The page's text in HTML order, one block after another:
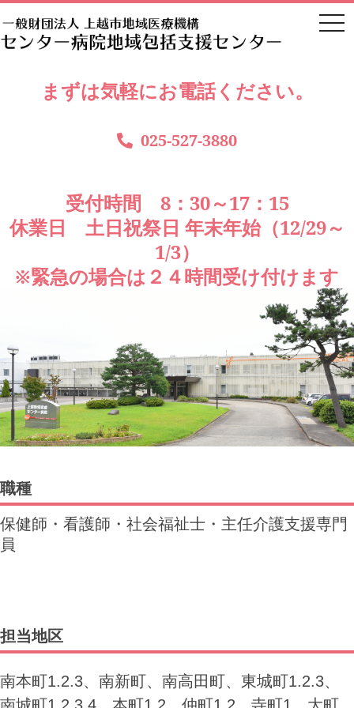
まずは気軽にお電話ください。
025-527-3880
受付時間 8：30～17：15
休業日 土日祝祭日 年末年始（12/29～
1/3）
※緊急の場合は２４時間受け付けます
職種
保健師・看護師・社会福祉士・主任介護支援専門
員
担当地区
南本町1.2.3、南新町、南高田町、東城町1.2.3、